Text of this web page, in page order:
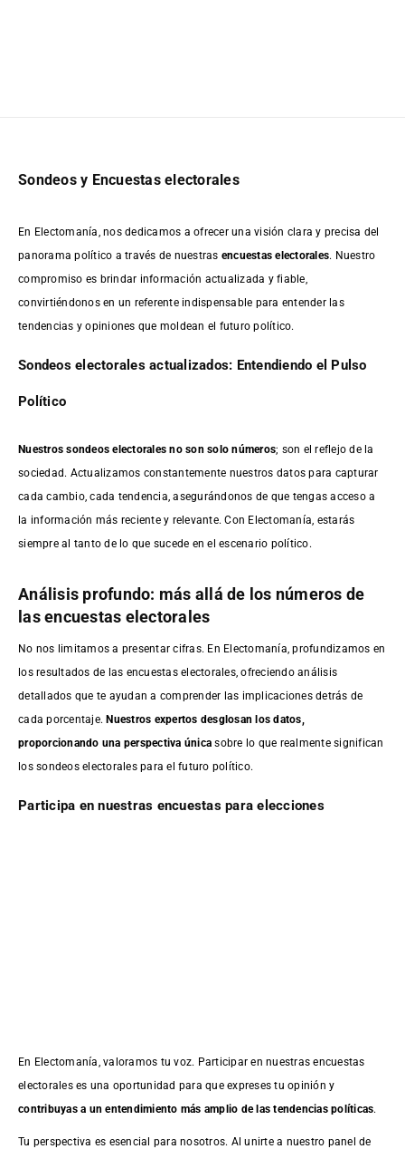
Sondeos y Encuestas electorales
En Electomanía, nos dedicamos a ofrecer una visión clara y precisa del
panorama político a través de nuestras encuestas electorales. Nuestro
compromiso es brindar información actualizada y fiable,
convirtiéndonos en un referente indispensable para entender las
tendencias y opiniones que moldean el futuro político.
Sondeos electorales actualizados: Entendiendo el Pulso
Político
Nuestros sondeos electorales no son solo números; son el reflejo de la
sociedad. Actualizamos constantemente nuestros datos para capturar
cada cambio, cada tendencia, asegurándonos de que tengas acceso a
la información más reciente y relevante. Con Electomanía, estarás
siempre al tanto de lo que sucede en el escenario político.
Análisis profundo: más allá de los números de
las encuestas electorales
No nos limitamos a presentar cifras. En Electomanía, profundizamos en
los resultados de las encuestas electorales, ofreciendo análisis
detallados que te ayudan a comprender las implicaciones detrás de
cada porcentaje.Nuestros expertos desglosan los datos,
proporcionando una perspectiva única sobre lo que realmente significan
los sondeos electorales para el futuro político.
Participa en nuestras encuestas para elecciones
En Electomanía, valoramos tu voz. Participar en nuestras encuestas
electorales es una oportunidad para que expreses tu opinión y
contribuyas a un entendimiento más amplio de las tendencias políticas.
Tu perspectiva es esencial para nosotros. Al unirte a nuestro panel de